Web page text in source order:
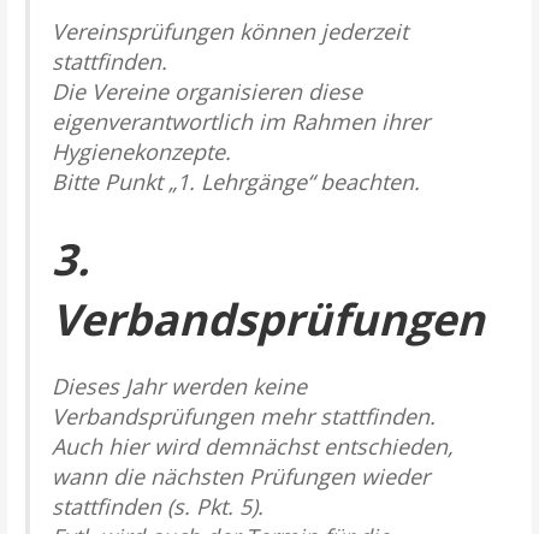
Vereinsprüfungen können jederzeit
stattfinden.
Die Vereine organisieren diese
eigenverantwortlich im Rahmen ihrer
Hygienekonzepte.
Bitte Punkt „1. Lehrgänge“ beachten.
3.
Verbandsprüfungen
Dieses Jahr werden keine
Verbandsprüfungen mehr stattfinden.
Auch hier wird demnächst entschieden,
wann die nächsten Prüfungen wieder
stattfinden (s. Pkt. 5).